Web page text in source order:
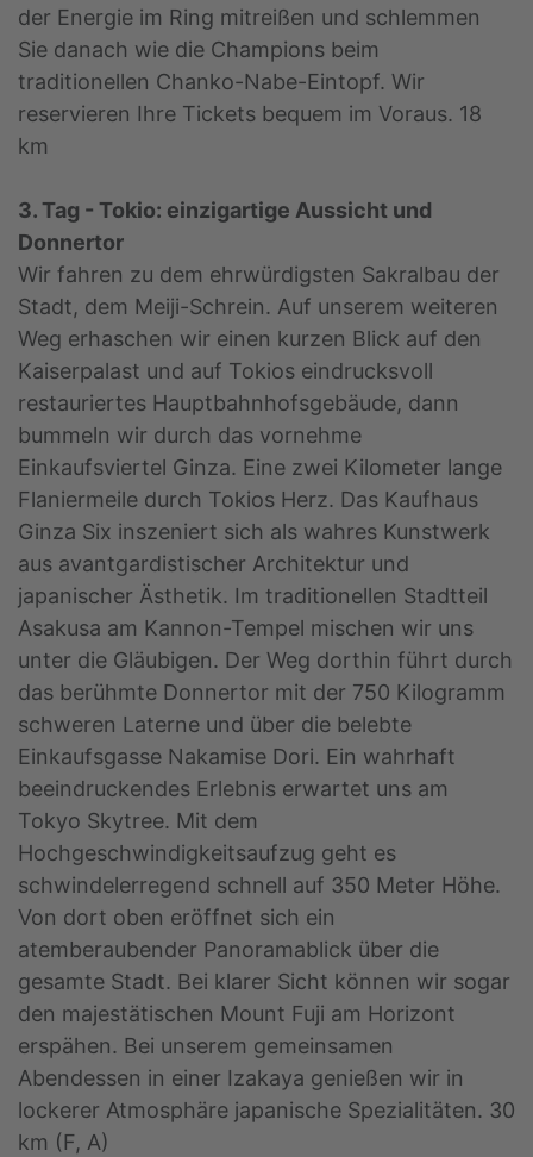
der Energie im Ring mitreißen und schlemmen
Sie danach wie die Champions beim
traditionellen Chanko-Nabe-Eintopf. Wir
reservieren Ihre Tickets bequem im Voraus. 18
km
3. Tag - Tokio: einzigartige Aussicht und
Donnertor
Wir fahren zu dem ehrwürdigsten Sakralbau der
Stadt, dem Meiji-Schrein. Auf unserem weiteren
Weg erhaschen wir einen kurzen Blick auf den
Kaiserpalast und auf Tokios eindrucksvoll
restauriertes Hauptbahnhofsgebäude, dann
bummeln wir durch das vornehme
Einkaufsviertel Ginza. Eine zwei Kilometer lange
Flaniermeile durch Tokios Herz. Das Kaufhaus
Ginza Six inszeniert sich als wahres Kunstwerk
aus avantgardistischer Architektur und
japanischer Ästhetik. Im traditionellen Stadtteil
Asakusa am Kannon-Tempel mischen wir uns
unter die Gläubigen. Der Weg dorthin führt durch
das berühmte Donnertor mit der 750 Kilogramm
schweren Laterne und über die belebte
Einkaufsgasse Nakamise Dori. Ein wahrhaft
beeindruckendes Erlebnis erwartet uns am
Tokyo Skytree. Mit dem
Hochgeschwindigkeitsaufzug geht es
schwindelerregend schnell auf 350 Meter Höhe.
Von dort oben eröffnet sich ein
atemberaubender Panoramablick über die
gesamte Stadt. Bei klarer Sicht können wir sogar
den majestätischen Mount Fuji am Horizont
erspähen. Bei unserem gemeinsamen
Abendessen in einer Izakaya genießen wir in
lockerer Atmosphäre japanische Spezialitäten. 30
km (F, A)